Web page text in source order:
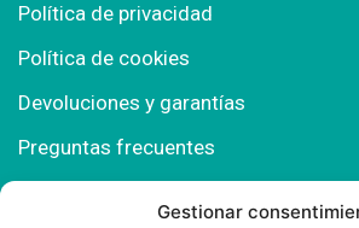
Gestionar
Política de privacidad
Política de cookies
Devoluciones y garantías
Preguntas frecuentes